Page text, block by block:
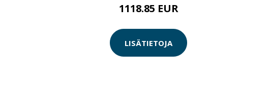
1118.85 EUR
LISÄTIETOJA